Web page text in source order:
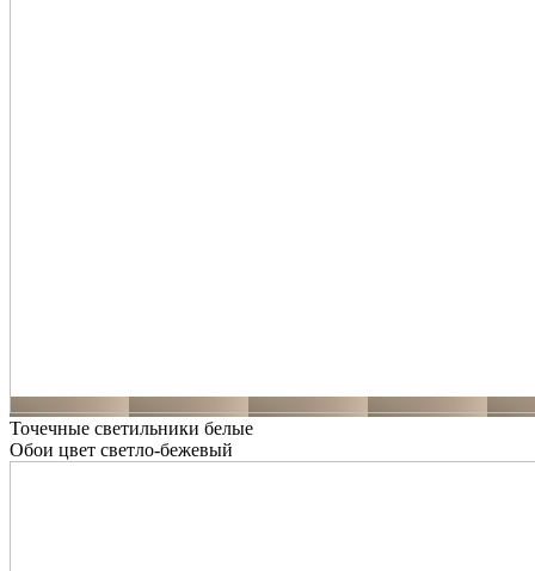
Точечные светильники белые
Обои цвет светло-бежевый